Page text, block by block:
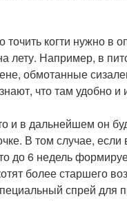
точить когти нужно в
лету. Например, в
обмотанные
что там удобно и
и в дальнейшем он
В том случае,
до 6 недель
более старшего
спрей для